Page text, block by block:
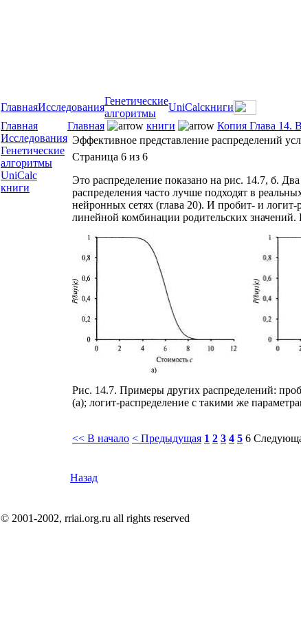
ГлавнаяИсследования
Генетические
алгоритмы
UniCalcкниги
Главная
Исследования
Генетические
алгоритмы
UniCalc
книги
Главная книги Копия Глава 14.
Эффективное представление распределений
Страница 6 из 6
Это распределение показано на рис. 14.7, б.
распределения часто лучше подходят в
нейронных сетях (глава 20). И пробит- и
линейной комбинации родительских
Рис. 14.7. Примеры других распределений:
(а); логит-распределение с такими же
<< В начало < Предыдущая 1 2 3 4 5 6
Назад
© 2001-2002, rriai.org.ru all rights reserved